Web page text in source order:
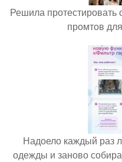
Решила
промтов
Надоело каждый раз
одежды и заново